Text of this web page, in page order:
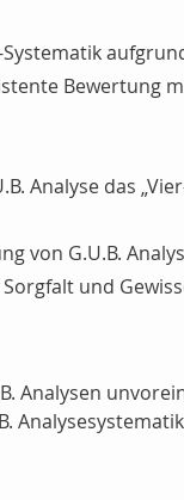
Bewertung
Analyse das
von G.U.B.
und
Analysen